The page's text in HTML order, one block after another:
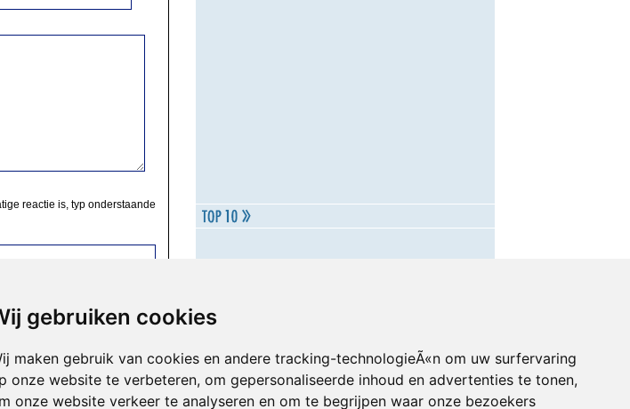
gebruiken cookies
maken gebruik van cookies en andere tracking-technologieÃ«n om uw surfervaring
onze website te verbeteren, om gepersonaliseerde inhoud en advertenties te tonen,
onze website verkeer te analyseren en om te begrijpen waar onze bezoekers
reactie is, typ onderstaande
Inloggen